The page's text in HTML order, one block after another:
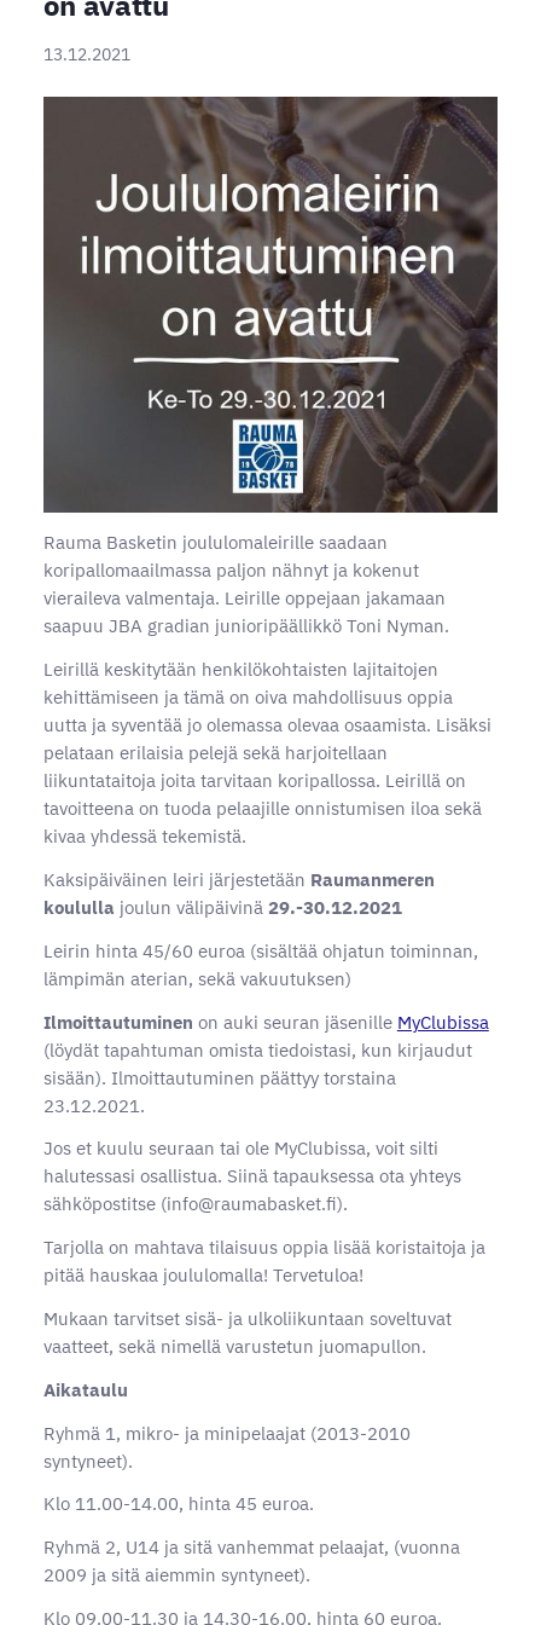
13.12.2021
Rauma Basketin joululomaleirille saadaan
koripallomaailmassa paljon nähnyt ja kokenut
vieraileva valmentaja. Leirille oppejaan jakamaan
saapuu JBA gradian junioripäällikkö Toni Nyman.
Leirillä keskitytään henkilökohtaisten lajitaitojen
kehittämiseen ja tämä on oiva mahdollisuus oppia
uutta ja syventää jo olemassa olevaa osaamista. Lisäksi
pelataan erilaisia pelejä sekä harjoitellaan
liikuntataitoja joita tarvitaan koripallossa. Leirillä on
tavoitteena on tuoda pelaajille onnistumisen iloa sekä
kivaa yhdessä tekemistä.
Kaksipäiväinen leiri järjestetään Raumanmeren
koululla joulun välipäivinä 29.-30.12.2021
Leirin hinta 45/60 euroa (sisältää ohjatun toiminnan,
lämpimän aterian, sekä vakuutuksen)
Ilmoittautuminen on auki seuran jäsenille MyClubissa
(löydät tapahtuman omista tiedoistasi, kun kirjaudut
sisään). Ilmoittautuminen päättyy torstaina
23.12.2021.
Jos et kuulu seuraan tai ole MyClubissa, voit silti
halutessasi osallistua. Siinä tapauksessa ota yhteys
sähköpostitse (info@raumabasket.fi).
Tarjolla on mahtava tilaisuus oppia lisää koristaitoja ja
pitää hauskaa joululomalla! Tervetuloa!
Mukaan tarvitset sisä- ja ulkoliikuntaan soveltuvat
vaatteet, sekä nimellä varustetun juomapullon.
Aikataulu
Ryhmä 1, mikro- ja minipelaajat (2013-2010
syntyneet).
Klo 11.00-14.00, hinta 45 euroa.
Ryhmä 2, U14 ja sitä vanhemmat pelaajat, (vuonna
2009 ja sitä aiemmin syntyneet).
Klo 09.00-11.30 ja 14.30-16.00, hinta 60 euroa.